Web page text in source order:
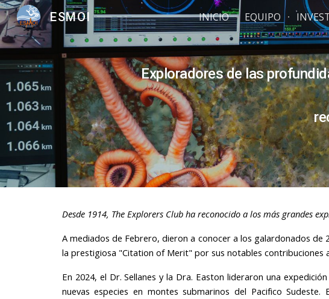
Skip to main
ESMOI INICIO EQUIPO
Exploradores de las
Desde 1914, The Explorers Club ha reconocido a los más grandes
A mediados de Febrero, dieron a conocer a los galardonados de
la prestigiosa "Citation of Merit" por sus notables contribuciones
En 2024, el Dr. Sellanes y la Dra. Easton lideraron una
nuevas especies en montes submarinos del Pacifico